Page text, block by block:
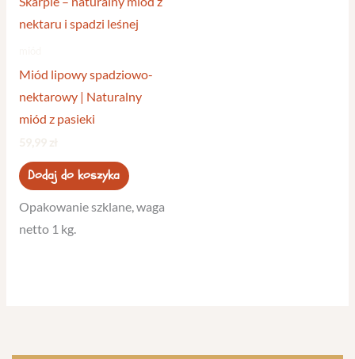
Miód lipowy spadziowo-
nektarowy | Naturalny
miód z pasieki
Dodaj do koszyka
Opakowanie szklane, waga
netto 1 kg.